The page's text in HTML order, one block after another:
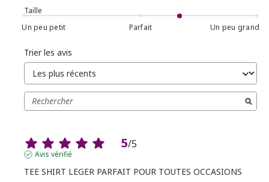
Taille
Un peu petit
Parfait Un peu grand
Trier les avis
5/5
Avis vérifié
TEE SHIRT LEGER PARFAIT POUR TOUTES OCCASIONS